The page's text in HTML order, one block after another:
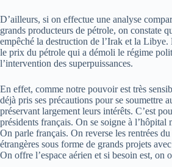
D’ailleurs, si on effectue une analyse
grands producteurs de pétrole, on constate
empêché la destruction de l’Irak et la Libye.
le prix du pétrole qui a démoli le régime
l’intervention des superpuissances.
En effet, comme notre pouvoir est très
déjà pris ses précautions pour se soumettre
préservant largement leurs intérêts. C’est
présidents français. On se soigne à
On parle français. On reverse les rentrées
étrangères sous forme de grands projets
On offre l’espace aérien et si besoin est, on